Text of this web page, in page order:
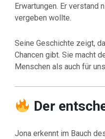
Erwartungen. Er verstand
vergeben wollte.
Seine Geschichte zeigt,
Chancen gibt. Sie macht
Menschen als auch für
Der
Jona erkennt im Bauch